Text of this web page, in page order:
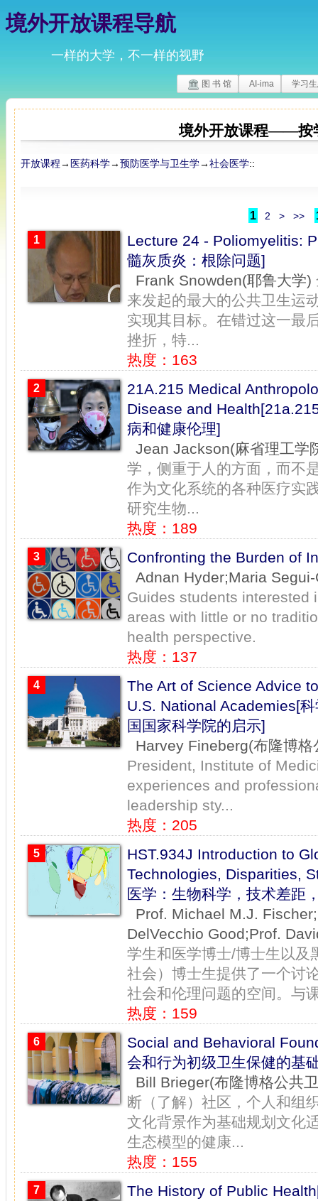
境外开放课程导航
一样的大学，不一样的视野
图 书 馆 AI-ima 学习
境外开放课程——按
开放课程→ 医药科学→预防医学与卫生学→社会医学::
1 2 > >>
1
Lecture 24 - Poliomyelitis:
髓灰质炎：根除问题]
Frank Snowden(耶鲁大学)
来发起的最大的公共卫生运
实现其目标。在错过这一最
挫折，特...
热度：163
2
21A.215 Medical
Disease and
病和健康伦理]
Jean Jackson(麻省理工学
学，侧重于人的方面，而不
作为文化系统的各种医疗实
研究生物...
热度：189
3
Confronting the Burden of
Adnan Hyder;Maria
Guides students interested
areas with little or no
health perspective.
热度：137
4
The Art of Science Advice
U.S. National Academies[
国国家科学院的启示]
Harvey Fineberg(布隆博格
President, Institute of
experiences and
leadership sty...
热度：205
5
HST.934J Introduction to
Technologies, Disparities,
医学：生物科学，技术差距
Prof. Michael M.J.
DelVecchio Good;Prof.
学生和医学博士/博士生以及
社会）博士生提供了一个讨
社会和伦理问题的空间。与
热度：159
6
Social and Behavioral
会和行为初级卫生保健的基
Bill Brieger(布隆博格公共
断（了解）社区，个人和组
文化背景作为基础规划文化
生态模型的健康...
热度：155
7
The History of Public